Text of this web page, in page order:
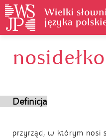
nosidełko
Definicja
przyrząd, w którym nosi